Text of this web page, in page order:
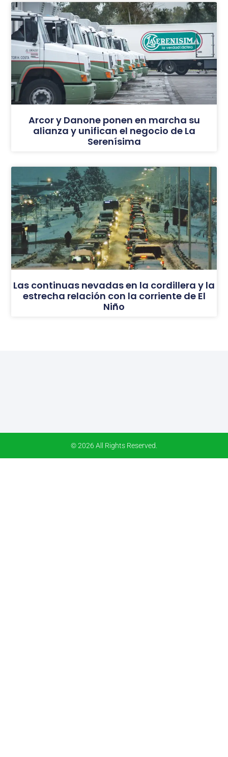
Arcor y Danone ponen en marcha su
alianza y unifican el negocio de La
Serenísima
Las continuas nevadas en la cordillera y la
estrecha relación con la corriente de El
Niño
© 2026 All Rights Reserved.